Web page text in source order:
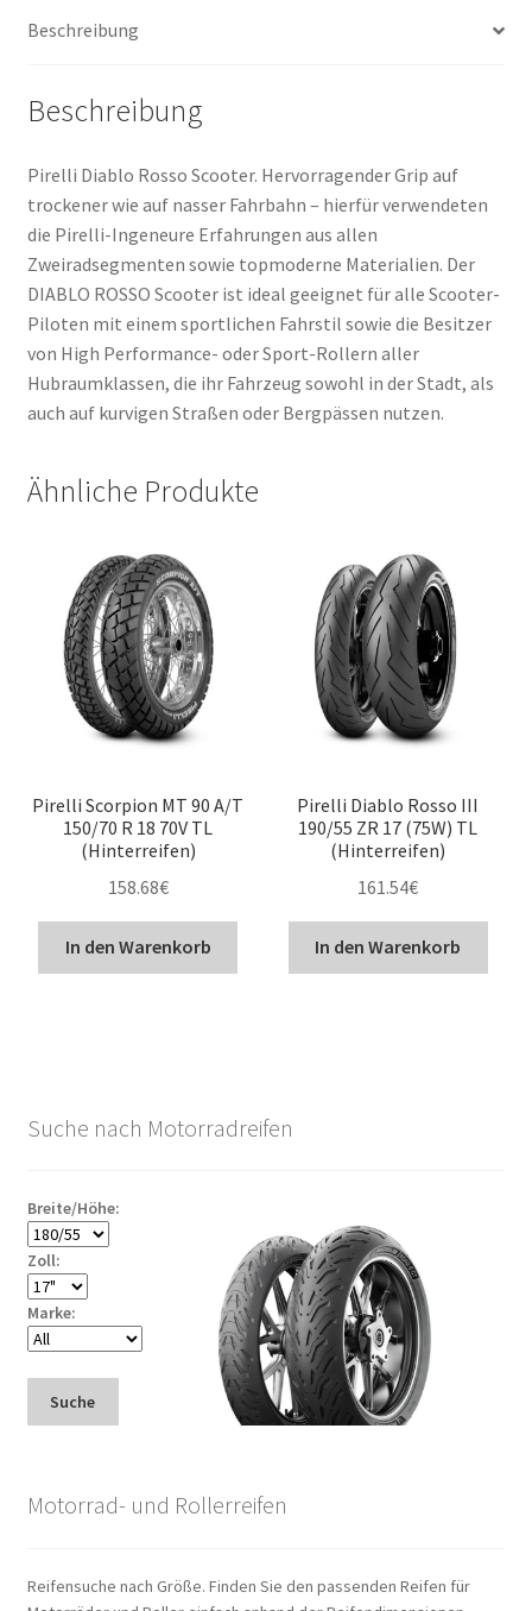
(Hinterreifen)
Beschreibung
Beschreibung
Pirelli Diablo Rosso Scooter. Hervorragender Grip auf
trockener wie auf nasser Fahrbahn – hierfür verwendeten
die Pirelli-Ingeneure Erfahrungen aus allen
Zweiradsegmenten sowie topmoderne Materialien. Der
DIABLO ROSSO Scooter ist ideal geeignet für alle Scooter-
Piloten mit einem sportlichen Fahrstil sowie die Besitzer
von High Performance- oder Sport-Rollern aller
Hubraumklassen, die ihr Fahrzeug sowohl in der Stadt, als
auch auf kurvigen Straßen oder Bergpässen nutzen.
Ähnliche Produkte
Pirelli Scorpion MT 90 A/T
150/70 R 18 70V TL
(Hinterreifen)
158.68€
In den Warenkorb
Pirelli Diablo Rosso III
190/55 ZR 17 (75W) TL
(Hinterreifen)
161.54€
In den Warenkorb
Suche nach Motorradreifen
Breite/Höhe:
Zoll:
Marke:
Suche
Motorrad- und Rollerreifen
Reifensuche nach Größe. Finden Sie den passenden Reifen für